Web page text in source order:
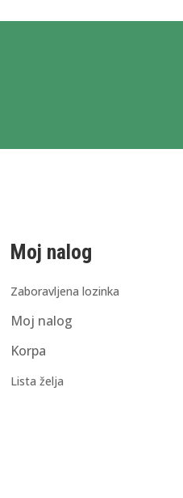
Moj nalog
Zaboravljena lozinka
Moj nalog
Korpa
Lista želja